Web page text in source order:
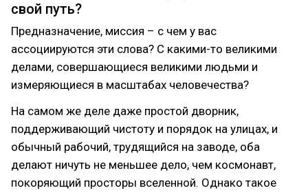
свой путь?
Предназначение, миссия – с чем у вас
ассоциируются эти слова? С какими-то великими
делами, совершающиеся великими людьми и
измеряющиеся в масштабах человечества?
На самом же деле даже простой дворник,
поддерживающий чистоту и порядок на улицах, и
обычный рабочий, трудящийся на заводе, оба
делают ничуть не меньшее дело, чем космонавт,
покоряющий просторы вселенной. Однако такое